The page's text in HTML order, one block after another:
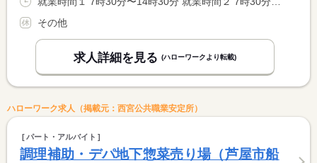
その他
求人詳細を見る (ハローワークより転載)
ハローワーク求人（掲載元：西宮公共職業安定所）
パート・アルバイト
調理補助・デパ地下惣菜売り場（芦屋市船